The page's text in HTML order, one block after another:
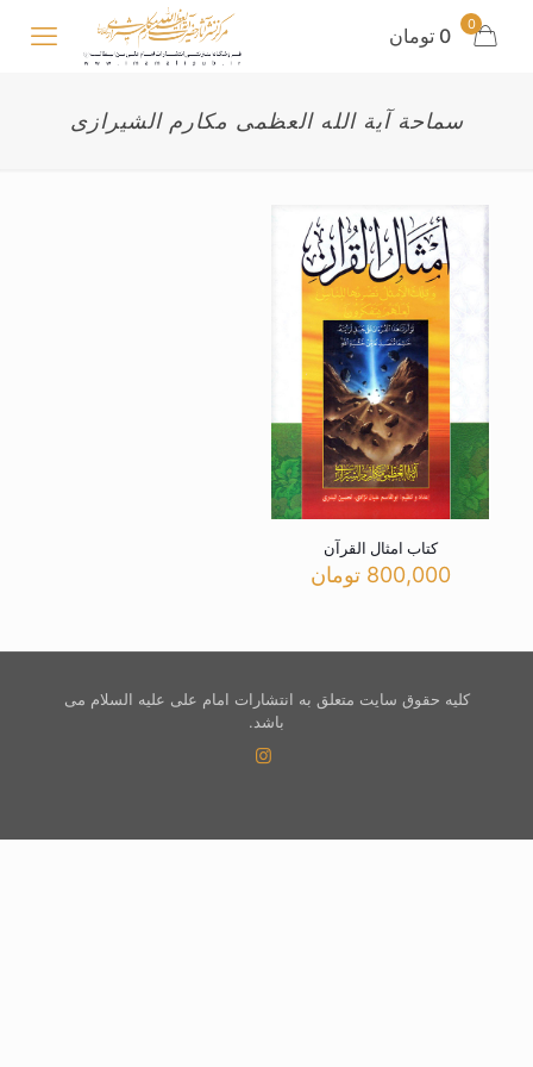
0 0 تومان
سماحة آیة الله العظمی مکارم الشیرازی
کتاب امثال القرآن
800,000 تومان
کلیه حقوق سایت متعلق به انتشارات امام علی علیه السلام می
باشد.